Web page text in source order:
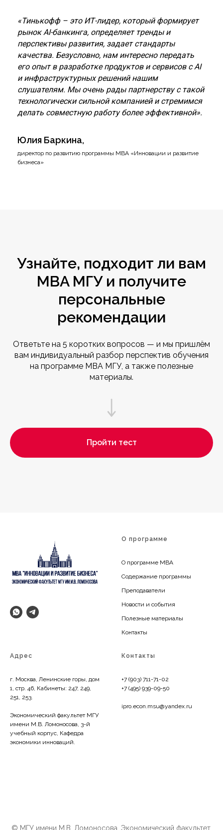
«Тинькофф – это ИТ-лидер, который формирует
рынок AI-банкинга, определяет тренды и
перспективы развития, задает стандарты
качества. Безусловно, нам интересно передать
его опыт в разработке продуктов и сервисов с AI
и инфраструктурных решений нашим
слушателям. Мы очень рады партнерству с такой
технологически сильной компанией и стремимся
делать совместную работу более эффективной».
Юлия Баркина,
директор по развитию программы МВА «Инновации и развитие
бизнеса»
Узнайте, подходит ли вам
MBA МГУ и получите
персональные
рекомендации
Ответьте на 5 коротких вопросов — и мы пришлём
вам индивидуальный разбор перспектив обучения
на программе MBA МГУ, а также полезные
материалы.
Пройти тест
О программе
О программе MBA
Содержание программы
Преподаватели
Новости и события
Полезные материалы
Контакты
Адрес
г. Москва, Ленинские горы, дом
1, стр. 46, Кабинеты: 247, 249,
251, 253.
Экономический факультет МГУ
имени М.В. Ломоносова, 3-й
учебный корпус, Кафедра
экономики инноваций.
Контакты
+7 (903) 711-71-02
+7 (495) 939-09-50
ipro.econ.msu@yandex.ru
© МГУ имени М.В. Ломоносова, Экономический факультет,